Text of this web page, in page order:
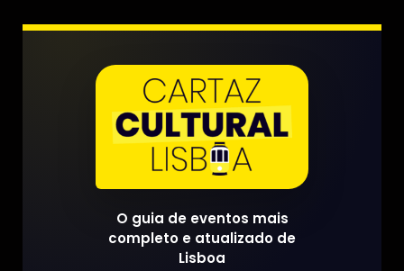
O guia de eventos mais
completo e atualizado de
Lisboa